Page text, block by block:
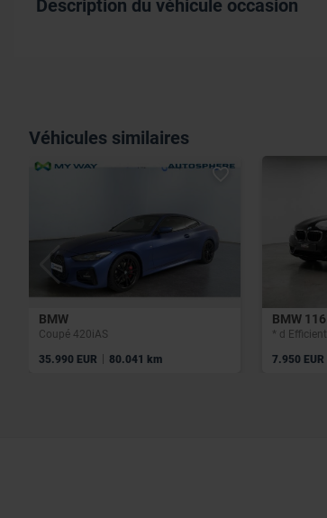
Description du véhicule occasion
Véhicules similaires
BMW
Coupé 420iAS
35.990 EUR | 80.041 km
BMW 116
7.950 EUR